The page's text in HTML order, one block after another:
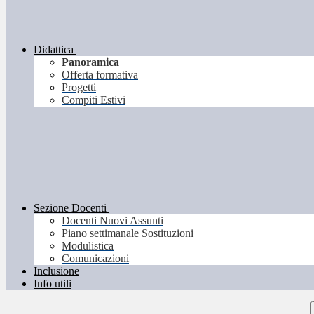
Didattica
Panoramica
Offerta formativa
Progetti
Compiti Estivi
Sezione Docenti
Docenti Nuovi Assunti
Piano settimanale Sostituzioni
Modulistica
Comunicazioni
Inclusione
Info utili